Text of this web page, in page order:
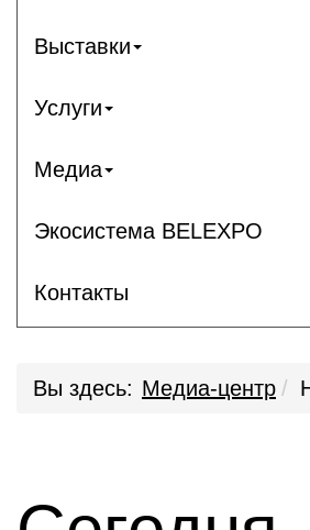
Выставки
Услуги
Медиа
Экосистема BELEXPO
Контакты
Вы здесь: Медиа-центр